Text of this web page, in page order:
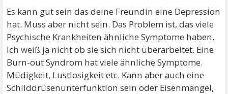
Es kann gut sein das deine Freundin eine Depression
hat. Muss aber nicht sein. Das Problem ist, das viele
Psychische Krankheiten ähnliche Symptome haben.
Ich weiß ja nicht ob sie sich nicht überarbeitet. Eine
Burn-out Syndrom hat viele ähnliche Symptome.
Müdigkeit, Lustlosigkeit etc. Kann aber auch eine
Schilddrüsenunterfunktion sein oder Eisenmangel,